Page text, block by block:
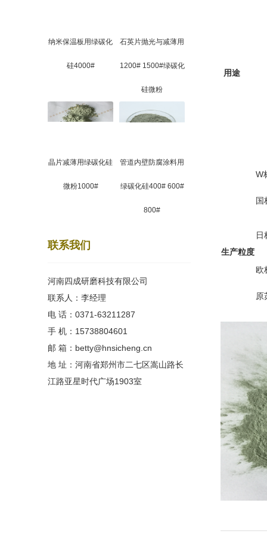
纳米保温板用绿碳化
硅4000#
石英片抛光与减薄用
1200# 1500#绿碳化
硅微粉
晶片减薄用绿碳化硅
微粉1000#
管道内壁防腐涂料用
绿碳化硅400# 600#
800#
联系我们
河南四成研磨科技有限公司
联系人：李经理
电 话：0371-63211287
手 机：15738804601
邮 箱：betty@hnsicheng.cn
地 址：河南省郑州市二七区嵩山路长
江路亚星时代广场1903室
用途
生产粒度
W
国
日
欧
原